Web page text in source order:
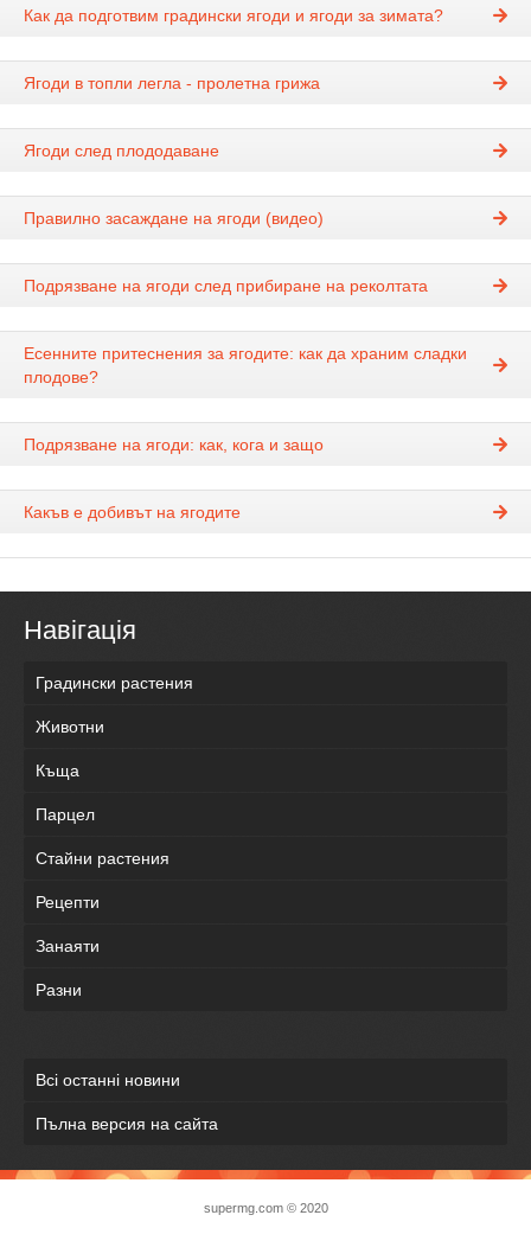
Как да подготвим градински ягоди и ягоди за зимата?
Ягоди в топли легла - пролетна грижа
Ягоди след плододаване
Правилно засаждане на ягоди (видео)
Подрязване на ягоди след прибиране на реколтата
Есенните притеснения за ягодите: как да храним сладки
плодове?
Подрязване на ягоди: как, кога и защо
Какъв е добивът на ягодите
Навігація
Градински растения
Животни
Къща
Парцел
Стайни растения
Рецепти
Занаяти
Разни
Всі останні новини
Пълна версия на сайта
supermg.com © 2020